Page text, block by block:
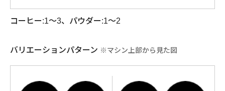
コーヒー:1～3、パウダー:1～2
バリエーションパターン ※マシン上部から見た図